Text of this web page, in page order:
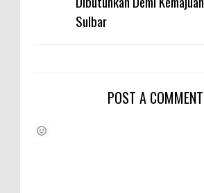
Sulbar
POST A COMMENT